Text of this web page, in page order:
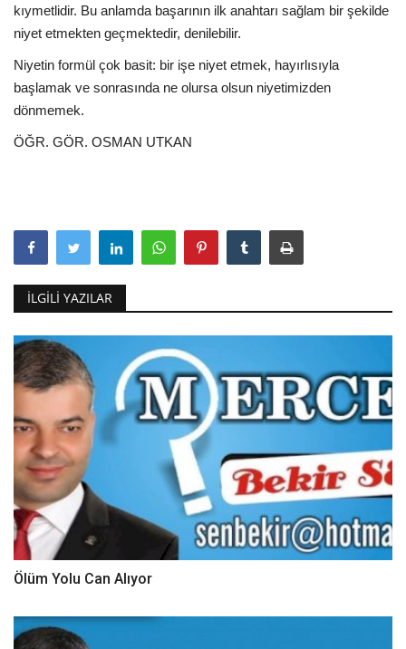
kıymetlidir. Bu anlamda başarının ilk anahtarı sağlam bir şekilde
niyet etmekten geçmektedir, denilebilir.
Niyetin formül çok basit: bir işe niyet etmek, hayırlısıyla
başlamak ve sonrasında ne olursa olsun niyetimizden
dönmemek.
ÖĞR. GÖR. OSMAN UTKAN
İLGILI YAZILAR
Ölüm Yolu Can Alıyor